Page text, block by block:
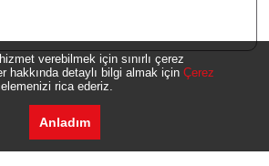
verebilmek için sınırlı çerez
hakkında detaylı bilgi almak için Çerez
rica ederiz.
Anladım